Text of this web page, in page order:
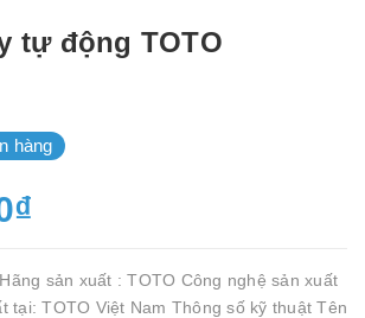
tự động TOTO
hàng
sản xuất : TOTO Công nghệ sản xuất
tại: TOTO Việt Nam Thông số kỹ thuật Tên